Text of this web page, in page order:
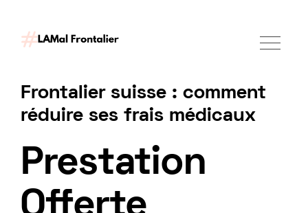
Frontalier suisse : comment
réduire ses frais médicaux
Demander un accompagnement
Prestation